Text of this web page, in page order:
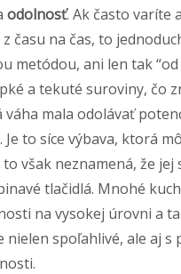
odolnosť. Ak často varíte
času na čas, to
metódou, ani len tak “od
a tekuté suroviny, čo
váha mala odolávať
Je to síce výbava, ktorá
však neznamená, že jej
tlačidlá. Mnohé
na vysokej úrovni a
nielen spoľahlivé, ale aj s